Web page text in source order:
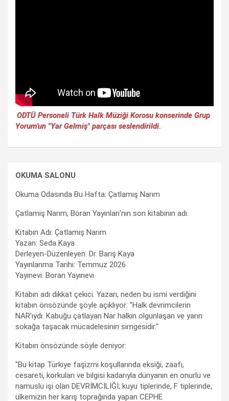
ODTÜ Personeli Türk Halk Müziği Korosu konserinde Grup
Yorum'un "Yar Gelmiş" parçası seslendirildi.
OKUMA SALONU
Okuma Odasında Bu Hafta: Çatlamış Narım
Çatlamış Narım, Boran Yayınları'nın son kitabının adı.
Kitabın Adı: Çatlamış Narım
Yazan: Seda Kaya
Derleyen-Düzenleyen: Dr. Barış Kaya
Yayınlanma Tarihi: Temmuz 2026
Yayınevi: Boran Yayınevi
Kitabın adı dikkat çekici. Yazarı, neden bu ismi verdiğini
kitabın önsözünde şöyle açıklıyor: "Halk devrimcilerin
NAR’ıydı. Kabuğu çatlayan Nar halkın olgunlaşan ve yarın
sokağa taşacak mücadelesinin simgesidir."
Kitabın önsözünde söyle deniyor:
"Bu kitap Türkiye faşizmi koşullarında eksiği, zaafı,
cesareti, korkuları ve bilgisi kadarıyla dünyanın en onurlu ve
namuslu işi olan DEVRİMCİLİĞİ; kuyu tiplerinde, F tiplerinde,
ülkemizin her karış toprağında yapan CEPHE